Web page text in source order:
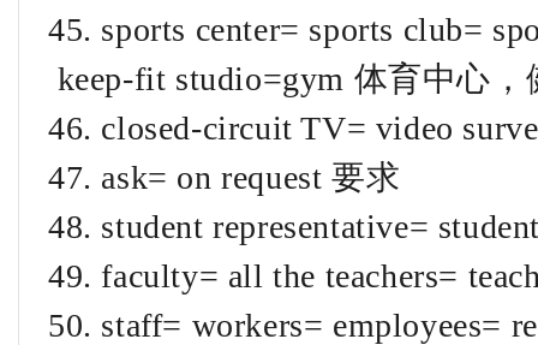
45. sports center= sports club=
keep-fit studio=gym 体育中心，
46. closed-circuit TV= video
47. ask= on request 要求
48. student representative=
49. faculty= all the teachers=
50. staff= workers= employees=